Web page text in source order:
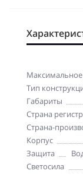
Максимальное
Тип
Габариты
Страна
Страна-
Корпус
Защита
Светосила